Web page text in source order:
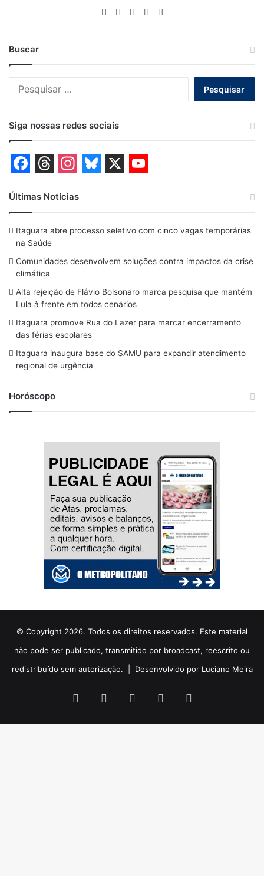
WebsiteFacebook
X YouTube
Buscar
Siga nossas redes sociais
a
c
e
b
o
o
k
h
r
e
a
d
s
n
s
t
a
r
a
m
u
e
s
y
u
T
u
e
Últimas Notícias
Itaguara abre processo seletivo com cinco vagas temporárias
na Saúde
Comunidades desenvolvem soluções contra impactos da crise
climática
Alta rejeição de Flávio Bolsonaro marca pesquisa que mantém
Lula à frente em todos cenários
Itaguara promove Rua do Lazer para marcar encerramento
das férias escolares
Itaguara inaugura base do SAMU para expandir atendimento
regional de urgência
Horóscopo
© Copyright 2026. Todos os direitos reservados. Este material
não pode ser publicado, transmitido por broadcast, reescrito ou
redistribuído sem autorização. | Desenvolvido por Luciano Meira
Facebook YouTubeInstagram